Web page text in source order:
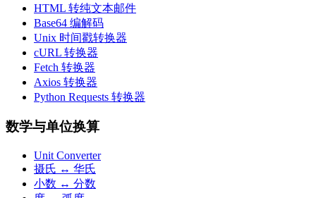
HTML 转纯文本邮件
Base64 编解码
Unix 时间戳转换器
cURL 转换器
Fetch 转换器
Axios 转换器
Python Requests 转换器
数学与单位换算
Unit Converter
摄氏 ↔ 华氏
小数 ↔ 分数